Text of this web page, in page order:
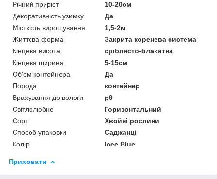
Річний приріст
10-20см
Декоративність узимку
Да
Місткість вирощування
1,5-2м
Життєва форма
Закрита коренева система
Кінцева висота
сріблясто-блакитна
Кінцева ширина
5-15см
Об'єм контейнера
Да
Порода
контейнер
Врахування до вологи
р9
Світлолюбне
Горизонтальний
Сорт
Хвойні рослини
Способ упаковки
Саджанці
Колір
Icee Blue
Приховати